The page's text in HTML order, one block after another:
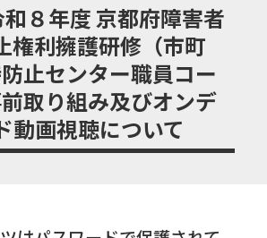
８年度 京都府障害者
権利擁護研修（市町
止センター職員コー
取り組み及びオンデ
動画視聴について